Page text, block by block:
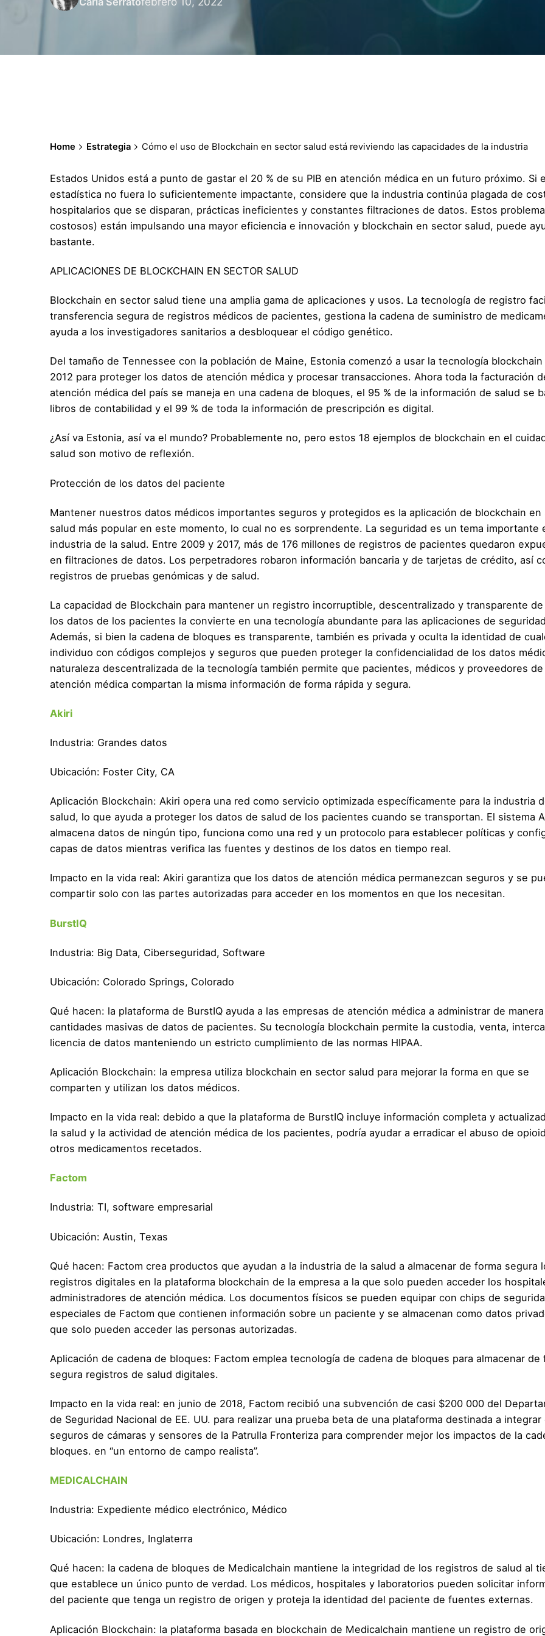
Home Estrategia Cómo el uso de Blockchain en sector salud está reviviendo las capacidades de la industria
Estados Unidos está a punto de gastar el 20 % de su PIB en atención médica en un futuro próximo. Si
estadística no fuera lo suficientemente impactante, considere que la industria continúa plagada de
hospitalarios que se disparan, prácticas ineficientes y constantes filtraciones de datos. Estos
costosos) están impulsando una mayor eficiencia e innovación y blockchain en sector salud, puede
bastante.
APLICACIONES DE BLOCKCHAIN EN SECTOR SALUD
Blockchain en sector salud tiene una amplia gama de aplicaciones y usos. La tecnología de registro
transferencia segura de registros médicos de pacientes, gestiona la cadena de suministro de
ayuda a los investigadores sanitarios a desbloquear el código genético.
Del tamaño de Tennessee con la población de Maine, Estonia comenzó a usar la tecnología blockchain
2012 para proteger los datos de atención médica y procesar transacciones. Ahora toda la facturación
atención médica del país se maneja en una cadena de bloques, el 95 % de la información de salud se
libros de contabilidad y el 99 % de toda la información de prescripción es digital.
¿Así va Estonia, así va el mundo? Probablemente no, pero estos 18 ejemplos de blockchain en el
salud son motivo de reflexión.
Protección de los datos del paciente
Mantener nuestros datos médicos importantes seguros y protegidos es la aplicación de blockchain en
salud más popular en este momento, lo cual no es sorprendente. La seguridad es un tema importante
industria de la salud. Entre 2009 y 2017, más de 176 millones de registros de pacientes quedaron
en filtraciones de datos. Los perpetradores robaron información bancaria y de tarjetas de crédito, así
registros de pruebas genómicas y de salud.
La capacidad de Blockchain para mantener un registro incorruptible, descentralizado y transparente
los datos de los pacientes la convierte en una tecnología abundante para las aplicaciones de
Además, si bien la cadena de bloques es transparente, también es privada y oculta la identidad de
individuo con códigos complejos y seguros que pueden proteger la confidencialidad de los datos
naturaleza descentralizada de la tecnología también permite que pacientes, médicos y proveedores de
atención médica compartan la misma información de forma rápida y segura.
Akiri
Industria: Grandes datos
Ubicación: Foster City, CA
Aplicación Blockchain: Akiri opera una red como servicio optimizada específicamente para la industria
salud, lo que ayuda a proteger los datos de salud de los pacientes cuando se transportan. El sistema
almacena datos de ningún tipo, funciona como una red y un protocolo para establecer políticas y
capas de datos mientras verifica las fuentes y destinos de los datos en tiempo real.
Impacto en la vida real: Akiri garantiza que los datos de atención médica permanezcan seguros y se
compartir solo con las partes autorizadas para acceder en los momentos en que los necesitan.
BurstIQ
Industria: Big Data, Ciberseguridad, Software
Ubicación: Colorado Springs, Colorado
Qué hacen: la plataforma de BurstIQ ayuda a las empresas de atención médica a administrar de
cantidades masivas de datos de pacientes. Su tecnología blockchain permite la custodia, venta,
licencia de datos manteniendo un estricto cumplimiento de las normas HIPAA.
Aplicación Blockchain: la empresa utiliza blockchain en sector salud para mejorar la forma en que se
comparten y utilizan los datos médicos.
Impacto en la vida real: debido a que la plataforma de BurstIQ incluye información completa y
la salud y la actividad de atención médica de los pacientes, podría ayudar a erradicar el abuso de
otros medicamentos recetados.
Factom
Industria: TI, software empresarial
Ubicación: Austin, Texas
Qué hacen: Factom crea productos que ayudan a la industria de la salud a almacenar de forma segura
registros digitales en la plataforma blockchain de la empresa a la que solo pueden acceder los
administradores de atención médica. Los documentos físicos se pueden equipar con chips de
especiales de Factom que contienen información sobre un paciente y se almacenan como datos
que solo pueden acceder las personas autorizadas.
Aplicación de cadena de bloques: Factom emplea tecnología de cadena de bloques para almacenar de
segura registros de salud digitales.
Impacto en la vida real: en junio de 2018, Factom recibió una subvención de casi $200 000 del
de Seguridad Nacional de EE. UU. para realizar una prueba beta de una plataforma destinada a integrar
seguros de cámaras y sensores de la Patrulla Fronteriza para comprender mejor los impactos de la
bloques. en “un entorno de campo realista”.
MEDICALCHAIN
Industria: Expediente médico electrónico, Médico
Ubicación: Londres, Inglaterra
Qué hacen: la cadena de bloques de Medicalchain mantiene la integridad de los registros de salud al
que establece un único punto de verdad. Los médicos, hospitales y laboratorios pueden solicitar
del paciente que tenga un registro de origen y proteja la identidad del paciente de fuentes externas.
Aplicación Blockchain: la plataforma basada en blockchain de Medicalchain mantiene un registro de